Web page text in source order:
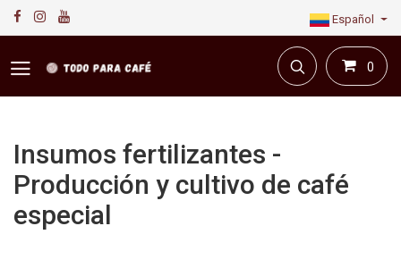
Español
0
Insumos fertilizantes -
Producción y cultivo de café
especial